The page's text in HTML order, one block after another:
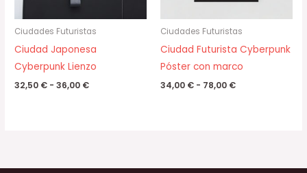
Ciudades Futuristas
Ciudad Japonesa
Cyberpunk Lienzo
32,50 € - 36,00 €
Ciudades Futuristas
Ciudad Futurista Cyberpunk
Póster con marco
34,00 € - 78,00 €